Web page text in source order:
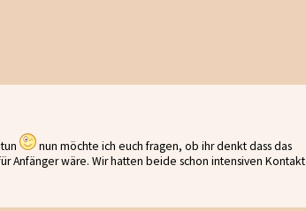
nun möchte ich euch fragen, ob ihr denkt dass das
Anfänger wäre. Wir hatten beide schon intensiven Kontakt